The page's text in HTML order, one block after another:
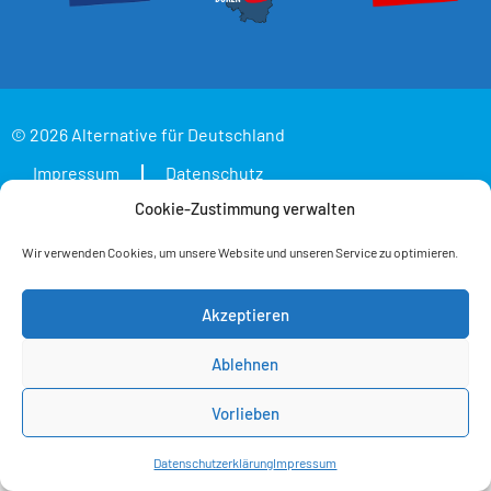
Cookie-Zustimmung verwalten
Wir verwenden Cookies, um unsere Website und unseren Service zu optimieren.
Akzeptieren
Ablehnen
Vorlieben
DatenschutzerklärungImpressum
© 2026 Alternative für Deutschland
Impressum
Datenschutz